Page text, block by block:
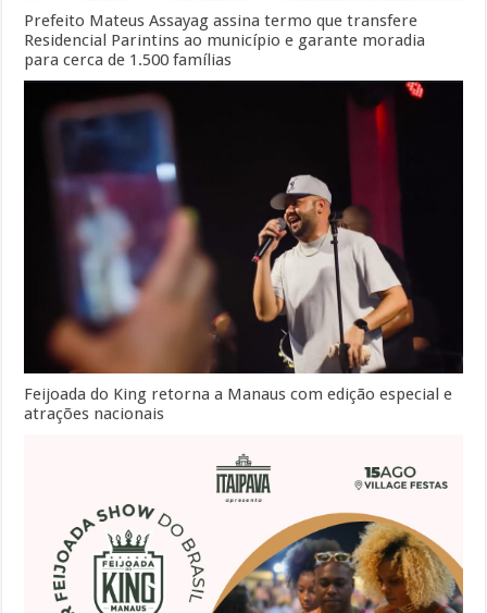
Prefeito Mateus Assayag assina termo que transfere
Residencial Parintins ao município e garante moradia
para cerca de 1.500 famílias
Feijoada do King retorna a Manaus com edição especial e
atrações nacionais